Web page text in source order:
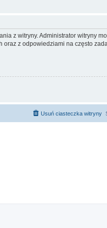
z witryny. Administrator witryny
z odpowiedziami na często
Usuń ciasteczka witryny